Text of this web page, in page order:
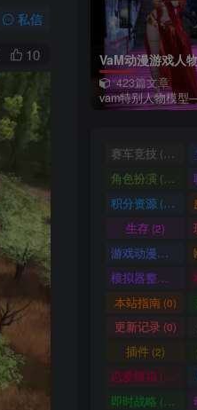
私信
10 VaM动漫游戏人
423篇文章
vam特别人物模
赛车竞技 (36)
角色扮演 (207)
积分资源 (3246)
生存(2)
游戏动漫古装
模拟器整合
本站指南(0)
更新记录(0)
插件(2)
恋爱模拟 (101)
即时战略 (14)